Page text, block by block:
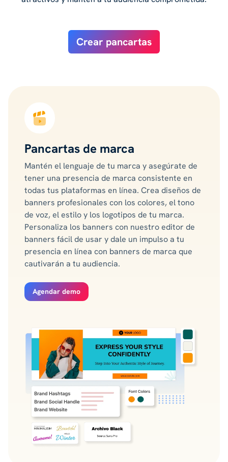
Crear pancartas
Pancartas de marca
Mantén el lenguaje de tu marca y asegúrate de
tener una presencia de marca consistente en
todas tus plataformas en línea. Crea diseños de
banners profesionales con los colores, el tono
de voz, el estilo y los logotipos de tu marca.
Personaliza los banners con nuestro editor de
banners fácil de usar y dale un impulso a tu
presencia en línea con banners de marca que
cautivarán a tu audiencia.
Agendar demo